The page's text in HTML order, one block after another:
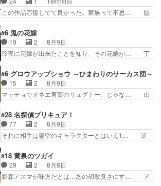
学校が休みになるので、久しぶ… ママニャン回で
キター！と喜んでたからの大… ママにゃん久しぶ
ッときた。今期で一番好… おかあちゃんっていい
もんだ。自分の全てを… ついにハイブチが出た！
毛色綺麗でかわいい…
この作品応援してて良かった。家族って不思… 協
んが外に出られなくなってたのはいじめ… RPG
シーンカッコいい！もう転生モノに変… ゲーム内
の柊くんカッコイイな～そして意外… あれからゲ
ームの中では糸と柊はしっかり仲… 感想は、前話
力してオンラインRPGの強… 違うアニメ始まっ
たかと思ったら先週の続き… ご視聴ありがとうご
ざいましたよかった、本…
#6 鬼の花嫁
19 2
8月9日
玲夜に花嫁が出来たことを知り、その花嫁が… 丁
初、にゃん吉が透子のストーカーを始めた… 高道
きもいけどあれ横で見せつけられるのは… 玲夜の
前の婚約者鬼山桜子がめっちゃ別嬪さ… にゃんき
ちくんのお母さんが一番かわいいで… 花江さんが
いやイケメンが主人公にプレゼ… 「お願いがある
ときはキスでおねだりする」… 透子とにゃん吉の
馴れ初めを見れて良かった…
#6 グロウアップショウ ～ひまわりのサーカス団～
15 2
8月9日
マッチョでオネエ言葉のリュグナー、じゃな… 山
わりサーカスに突然現れた金髪の大男少… 伝説の
男の登場によって、山田の輝かしき過… お父さん
の相方登場回、良い回だったな。諏… 第６話をｄ
アニメストアで視聴しました。視… じゃがいもし
い公衆電話が出てきた。みず… おはようございま
す！瑞佳の正体が明かされ… 朝も昼もおやつもじ
ゃがいも尽くしの『ひま…
#28 名探偵プリキュア！
77 2
8月9日
それに相手は架空のキャラクターとはいえ1… 逆
い出に意味なんかない」という意味深な… 12話
でるるかはミサンガのマコトジュエル… 今のるる
かの態度について見たまんまを言え… 探偵パート
は仕方ないが殆ど明智小林の活躍… すっかりファ
#18 黄泉のツガイ
29 2
8月8日
影森アスマが味方だとは…あの胡散臭さにす… ア